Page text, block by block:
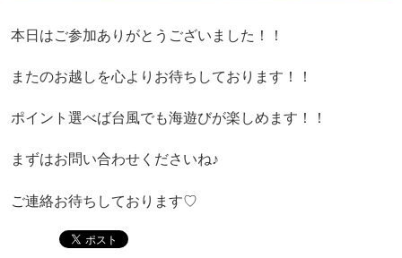
本日はご参加ありがとうございました！！
またのお越しを心よりお待ちしております！！
ポイント選べば台風でも海遊びが楽しめます！！
まずはお問い合わせくださいね♪
ご連絡お待ちしております♡